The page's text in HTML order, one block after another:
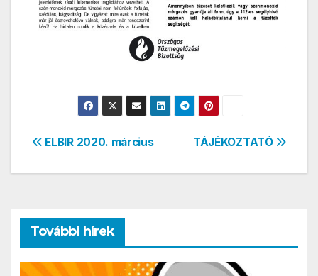
Bejegyzés
navigáció
TÁJÉKOZTATÓ
ELBIR 2020. március
További hírek